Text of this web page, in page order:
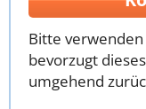
Bitte
bevorzugt
umgehend